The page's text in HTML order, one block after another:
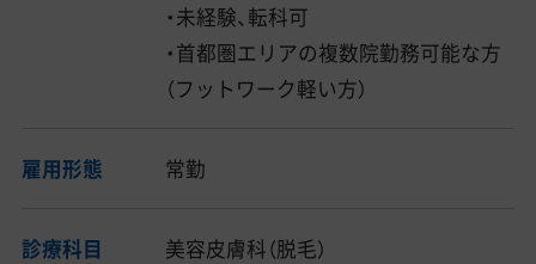
・未経験、転科可
・首都圏エリアの複数院勤務可能な方
（フットワーク軽い方）
雇用形態 常勤
診療科目 美容皮膚科（脱毛）